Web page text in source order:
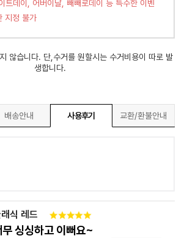
트데이, 어버이날, 빼빼로데이 등 특수한 이벤
지정 불가
않습니다. 단,수거를 원할시는 수거비용이 따로 발
생합니다.
배송안내 사용후기 교환/환불안내
식 레드
무 싱싱하고 이뻐요~